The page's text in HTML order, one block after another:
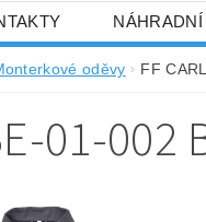
oděvy FF
01-002